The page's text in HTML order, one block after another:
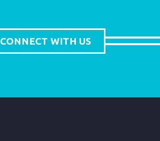
CONNECT WITH US